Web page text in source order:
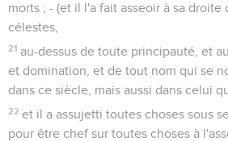
morts ; - (et il l'a fait asseoir à sa droite
célestes,
21 au-dessus de toute principauté, et
et domination, et de tout nom qui se
dans ce siècle, mais aussi dans celui
22 et il a assujetti toutes choses sous
pour être chef sur toutes choses à